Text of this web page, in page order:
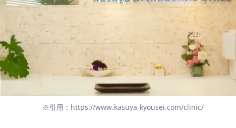
※引用：https://www.kasuya-kyousei.com/clinic/